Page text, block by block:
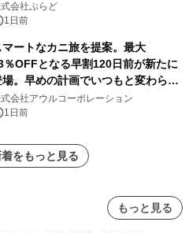
会社ぷらど
1日前
マートなカニ旅を提案。最大
％OFFとなる早割120日前が新たに
場。早めの計画でいつもと変わらぬ
の冬旅を。ー夕日ヶ浦温泉「佳松
別邸ふうか」ー
会社アウルコーポレーション
1日前
をもっと見る
もっと見る